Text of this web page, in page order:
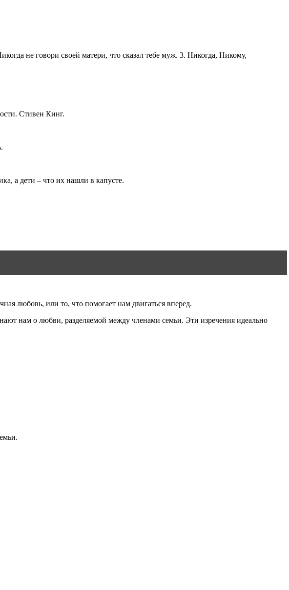
не говори своей матери, что сказал тебе муж. 3. Никогда, Никому,
Стивен Кинг.
а дети – что их нашли в капусте.
любовь, или то, что помогает нам двигаться вперед.
нам о любви, разделяемой между членами семьи. Эти изречения идеально